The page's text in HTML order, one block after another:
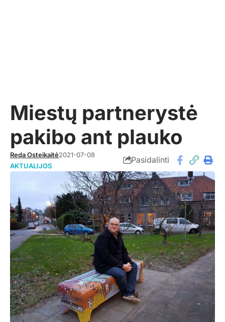
Miestų partnerystė
pakibo ant plauko
Reda Osteikaitė2021-07-08
AKTUALIJOS
Pasidalinti